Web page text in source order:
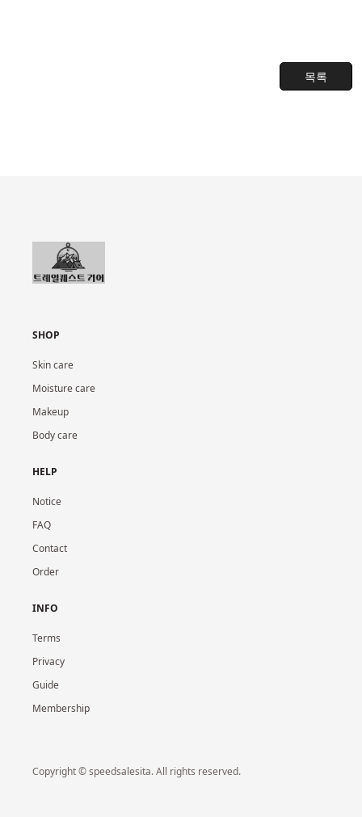
목록
SHOP
Skin care
Moisture care
Makeup
Body care
HELP
Notice
FAQ
Contact
Order
INFO
Terms
Privacy
Guide
Membership
Copyright © speedsalesita. All rights reserved.